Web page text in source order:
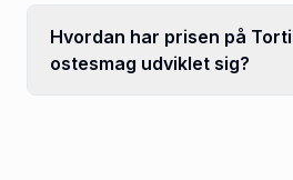
Hvordan har prisen på
ostesmag udviklet sig?